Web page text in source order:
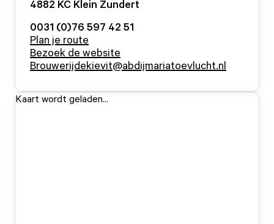
4882 KC Klein Zundert
0031 (0)76 597 42 51
Plan je route
Bezoek de website
Brouwerijdekievit@abdijmariatoevlucht.nl
Kaart wordt geladen...